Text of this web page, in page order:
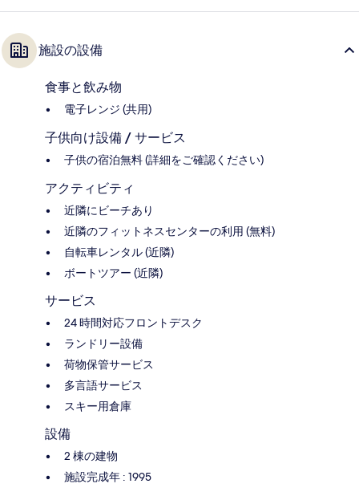
施設の設備
食事と飲み物
電子レンジ (共用)
子供向け設備 / サービス
子供の宿泊無料 (詳細をご確認ください)
アクティビティ
近隣にビーチあり
近隣のフィットネスセンターの利用 (無料)
自転車レンタル (近隣)
ボートツアー (近隣)
サービス
24 時間対応フロントデスク
ランドリー設備
荷物保管サービス
多言語サービス
スキー用倉庫
設備
2 棟の建物
施設完成年 : 1995